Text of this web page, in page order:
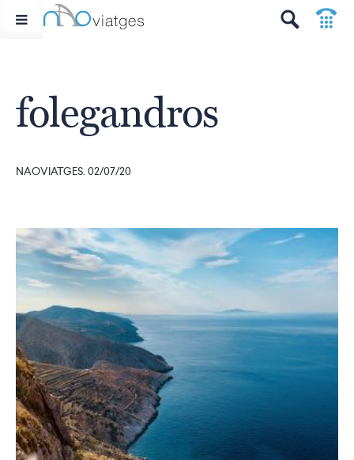
folegandros
NAOVIATGES. 02/07/20
t
p